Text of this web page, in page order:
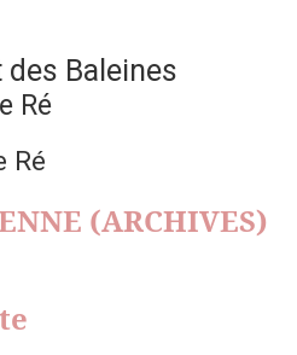
Baleines
Ré
Ré
(ARCHIVES)